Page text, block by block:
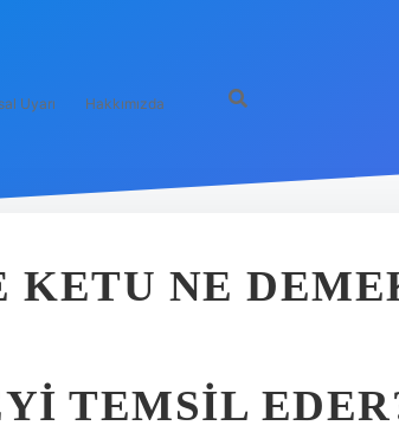
Uyarı Hakkımızda
KETU NE
TEMSIL